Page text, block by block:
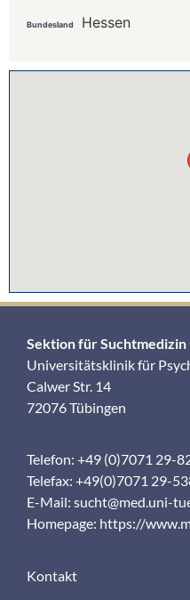
Bundesland Hessen
Sektion für
Universitätsklinik für
Calwer Str. 14
72076 Tübingen
Telefon: +49 (0)7071 29-
Telefax: +49(0)7071 29-
E-Mail: sucht@med.uni-
Homepage: https://
Kontakt